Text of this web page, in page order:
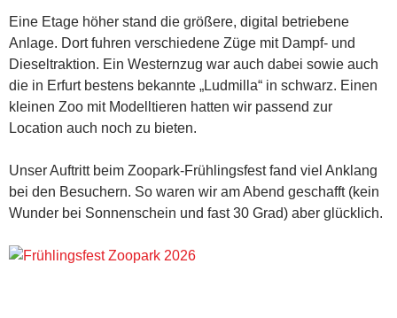
Eine Etage höher stand die größere, digital betriebene
Anlage. Dort fuhren verschiedene Züge mit Dampf- und
Dieseltraktion. Ein Westernzug war auch dabei sowie auch
die in Erfurt bestens bekannte „Ludmilla“ in schwarz. Einen
kleinen Zoo mit Modelltieren hatten wir passend zur
Location auch noch zu bieten.
Unser Auftritt beim Zoopark-Frühlingsfest fand viel Anklang
bei den Besuchern. So waren wir am Abend geschafft (kein
Wunder bei Sonnenschein und fast 30 Grad) aber glücklich.